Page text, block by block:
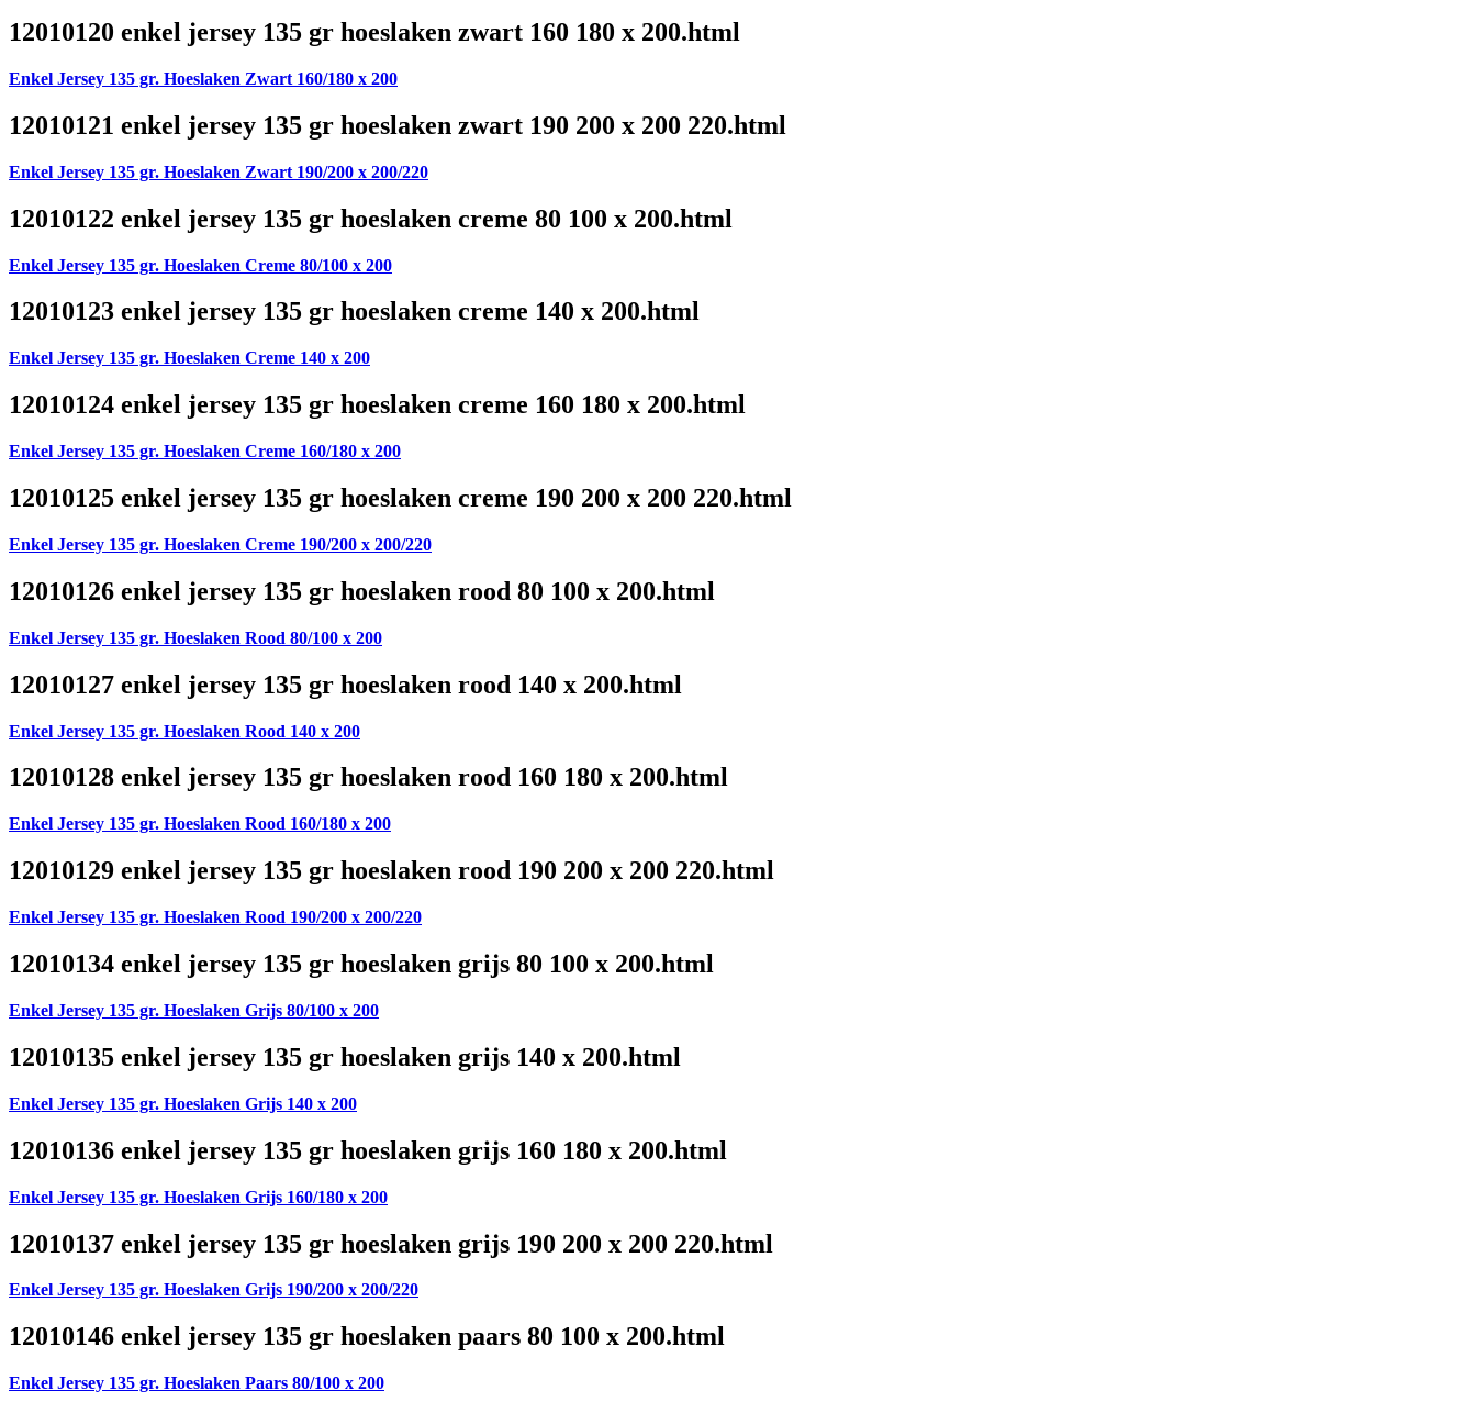
12010120 enkel jersey 135 gr hoeslaken zwart 160 180 x 200.html
Enkel Jersey 135 gr. Hoeslaken Zwart 160/180 x 200
12010121 enkel jersey 135 gr hoeslaken zwart 190 200 x 200 220.html
Enkel Jersey 135 gr. Hoeslaken Zwart 190/200 x 200/220
12010122 enkel jersey 135 gr hoeslaken creme 80 100 x 200.html
Enkel Jersey 135 gr. Hoeslaken Creme 80/100 x 200
12010123 enkel jersey 135 gr hoeslaken creme 140 x 200.html
Enkel Jersey 135 gr. Hoeslaken Creme 140 x 200
12010124 enkel jersey 135 gr hoeslaken creme 160 180 x 200.html
Enkel Jersey 135 gr. Hoeslaken Creme 160/180 x 200
12010125 enkel jersey 135 gr hoeslaken creme 190 200 x 200 220.html
Enkel Jersey 135 gr. Hoeslaken Creme 190/200 x 200/220
12010126 enkel jersey 135 gr hoeslaken rood 80 100 x 200.html
Enkel Jersey 135 gr. Hoeslaken Rood 80/100 x 200
12010127 enkel jersey 135 gr hoeslaken rood 140 x 200.html
Enkel Jersey 135 gr. Hoeslaken Rood 140 x 200
12010128 enkel jersey 135 gr hoeslaken rood 160 180 x 200.html
Enkel Jersey 135 gr. Hoeslaken Rood 160/180 x 200
12010129 enkel jersey 135 gr hoeslaken rood 190 200 x 200 220.html
Enkel Jersey 135 gr. Hoeslaken Rood 190/200 x 200/220
12010134 enkel jersey 135 gr hoeslaken grijs 80 100 x 200.html
Enkel Jersey 135 gr. Hoeslaken Grijs 80/100 x 200
12010135 enkel jersey 135 gr hoeslaken grijs 140 x 200.html
Enkel Jersey 135 gr. Hoeslaken Grijs 140 x 200
12010136 enkel jersey 135 gr hoeslaken grijs 160 180 x 200.html
Enkel Jersey 135 gr. Hoeslaken Grijs 160/180 x 200
12010137 enkel jersey 135 gr hoeslaken grijs 190 200 x 200 220.html
Enkel Jersey 135 gr. Hoeslaken Grijs 190/200 x 200/220
12010146 enkel jersey 135 gr hoeslaken paars 80 100 x 200.html
Enkel Jersey 135 gr. Hoeslaken Paars 80/100 x 200